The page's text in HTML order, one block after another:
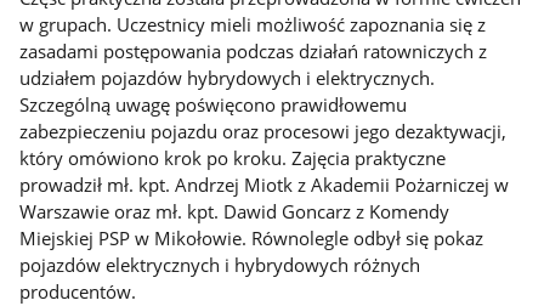
w grupach. Uczestnicy mieli możliwość zapoznania się z
zasadami postępowania podczas działań ratowniczych z
udziałem pojazdów hybrydowych i elektrycznych.
Szczególną uwagę poświęcono prawidłowemu
zabezpieczeniu pojazdu oraz procesowi jego dezaktywacji,
który omówiono krok po kroku. Zajęcia praktyczne
prowadził mł. kpt. Andrzej Miotk z Akademii Pożarniczej w
Warszawie oraz mł. kpt. Dawid Goncarz z Komendy
Miejskiej PSP w Mikołowie. Równolegle odbył się pokaz
pojazdów elektrycznych i hybrydowych różnych
producentów.